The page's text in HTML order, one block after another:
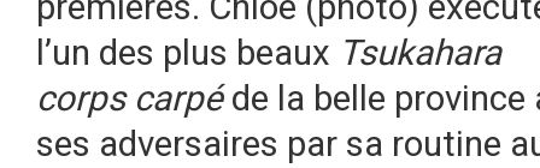
l’un des plus beaux Tsukahara
corps carpéde la belle province
ses adversaires par sa routine